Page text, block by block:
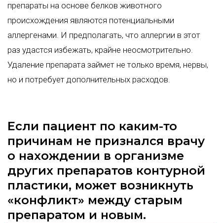
препараты на основе белков животного
происхождения являются потенциальными
аллергенами. И предполагать, что аллергии в этот
раз удастся избежать, крайне неосмотрительно.
Удаление препарата займет не только время, нервы,
но и потребует дополнительных расходов.
Если пациент по каким-то
причинам не признался врачу
о нахождении в организме
других препаратов контурной
пластики, может возникнуть
«конфликт» между старым
препаратом и новым.